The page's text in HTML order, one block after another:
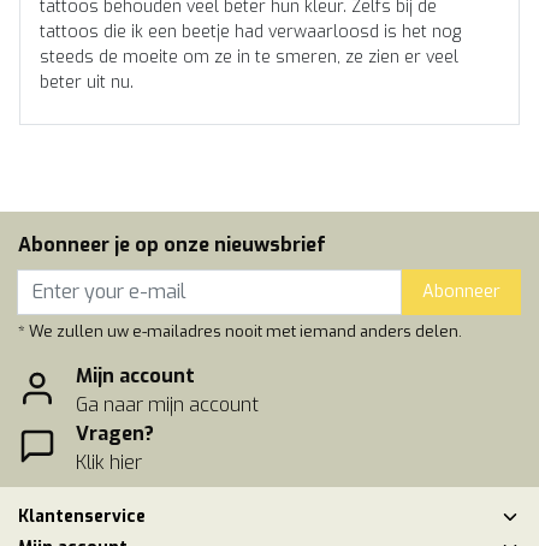
tattoos behouden veel beter hun kleur. Zelfs bij de
tattoos die ik een beetje had verwaarloosd is het nog
steeds de moeite om ze in te smeren, ze zien er veel
beter uit nu.
Abonneer je op onze nieuwsbrief
Abonneer
* We zullen uw e-mailadres nooit met iemand anders delen.
Mijn account
Ga naar mijn account
Vragen?
Klik hier
Klantenservice